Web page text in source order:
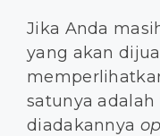
Jika Anda
yang akan
satunya adalah
diadakannya